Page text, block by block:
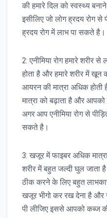
की हमारे दिल को स्वस्थ्य
इसीलिए जो लोग ह्रदय रोग
ह्रदय रोग में लाभ पा सकते है।
2: एनीमिया रोग हमारे
होता है और हमारे शरीर में खून
आयरन की मात्रा अधिक
मात्रा को बढ़ाता है और आपको
अगर आप एनीमिया रोग से
सकते है।
3: खजूर में फाइबर अधिक
शरीर में बहुत जल्दी घुल जाता
ठीक करने के लिए बहुत
खजूर भीगो कर रख देना है
पी लीजिए इससे आपको कब्ज